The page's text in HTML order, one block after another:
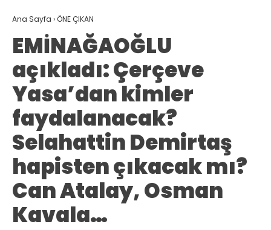
Ana Sayfa ›ÖNE ÇIKAN
EMİNAĞAOĞLU
açıkladı: Çerçeve
Yasa’dan kimler
faydalanacak?
Selahattin Demirtaş
hapisten çıkacak mı?
Can Atalay, Osman
Kavala…